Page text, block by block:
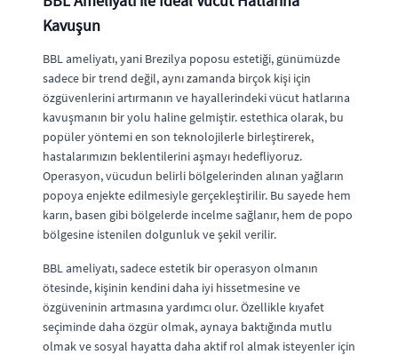
Kavuşun
BBL ameliyatı, yani Brezilya poposu estetiği, günümüzde
sadece bir trend değil, aynı zamanda birçok kişi için
özgüvenlerini artırmanın ve hayallerindeki vücut hatlarına
kavuşmanın bir yolu haline gelmiştir. estethica olarak, bu
popüler yöntemi en son teknolojilerle birleştirerek,
hastalarımızın beklentilerini aşmayı hedefliyoruz.
Operasyon, vücudun belirli bölgelerinden alınan yağların
popoya enjekte edilmesiyle gerçekleştirilir. Bu sayede hem
karın, basen gibi bölgelerde incelme sağlanır, hem de popo
bölgesine istenilen dolgunluk ve şekil verilir.
BBL ameliyatı, sadece estetik bir operasyon olmanın
ötesinde, kişinin kendini daha iyi hissetmesine ve
özgüveninin artmasına yardımcı olur. Özellikle kıyafet
seçiminde daha özgür olmak, aynaya baktığında mutlu
olmak ve sosyal hayatta daha aktif rol almak isteyenler için